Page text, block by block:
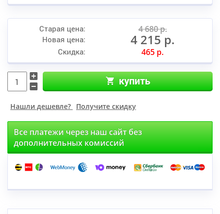
Старая цена: 4 680 р.
Новая цена: 4 215 р.
Скидка: 465 р.
купить
Нашли дешевле? Получите скидку
Все платежи через наш сайт без
дополнительных комиссий